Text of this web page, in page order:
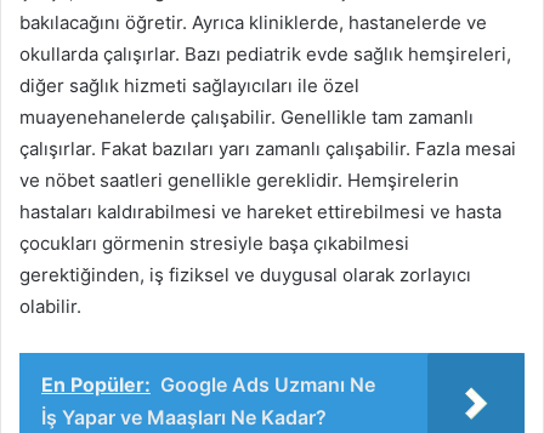
bakılacağını öğretir. Ayrıca kliniklerde, hastanelerde ve
okullarda çalışırlar. Bazı pediatrik evde sağlık hemşireleri,
diğer sağlık hizmeti sağlayıcıları ile özel
muayenehanelerde çalışabilir. Genellikle tam zamanlı
çalışırlar. Fakat bazıları yarı zamanlı çalışabilir. Fazla mesai
ve nöbet saatleri genellikle gereklidir. Hemşirelerin
hastaları kaldırabilmesi ve hareket ettirebilmesi ve hasta
çocukları görmenin stresiyle başa çıkabilmesi
gerektiğinden, iş fiziksel ve duygusal olarak zorlayıcı
olabilir.
En Popüler: Google Ads Uzmanı Ne
İş Yapar ve Maaşları Ne Kadar?